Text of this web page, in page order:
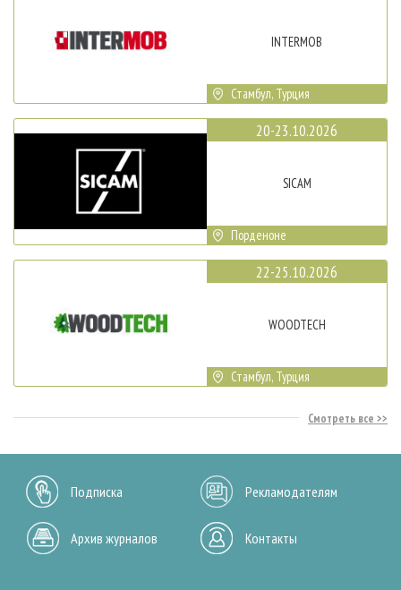
INTERMOB
Стамбул, Турция
20-23.10.2026
SICAM
Порденоне
22-25.10.2026
WOODTECH
Стамбул, Турция
Смотреть все
Подписка Рекламодателям
Архив журналов Контакты